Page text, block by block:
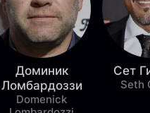
Доминик
Ломбардоззи
Domenick
Сет
Seth